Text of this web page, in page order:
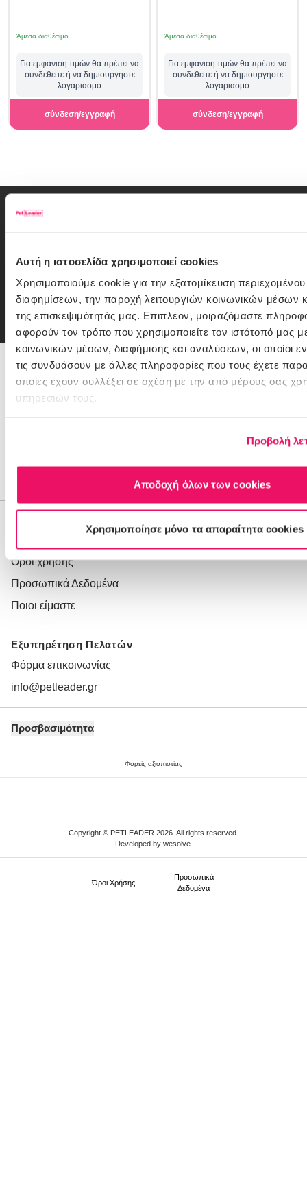
Αυτή η ιστοσελίδα χρησιμοποιεί cookies
Χρησιμοποιούμε cookie για την εξατομίκευση περιεχομένου
διαφημίσεων, την παροχή λειτουργιών κοινωνικών μέσων
της επισκεψιμότητάς μας. Επιπλέον, μοιραζόμαστε
αφορούν τον τρόπο που χρησιμοποιείτε τον ιστότοπό μας
κοινωνικών μέσων, διαφήμισης και αναλύσεων, οι οποίοι
τις συνδυάσουν με άλλες πληροφορίες που τους έχετε
οποίες έχουν συλλέξει σε σχέση με την από μέρους σας
υπηρεσιών τους.
Προβολή
Αποδοχή όλων των cookies
Χρησιμοποίησε μόνο τα απαραίτητα cookies
Άμεσα διαθέσιμο
Για εμφάνιση τιμών θα πρέπει να
συνδεθείτε ή να δημιουργήστε
λογαριασμό
σύνδεση/εγγραφή
Άμεσα διαθέσιμο
Για εμφάνιση τιμών θα πρέπει να
συνδεθείτε ή να δημιουργήστε
λογαριασμό
σύνδεση/εγγραφή
Εγγραφή Newsletter
αποκλειστικές προσφορές.
Email
εγγραφή
Συμφωνώ με τηνΠολιτική Απορρήτου
216 900 1116
Όροι χρήσης
Προσωπικά Δεδομένα
Ποιοι είμαστε
Εξυπηρέτηση Πελατών
Φόρμα επικοινωνίας
info@petleader.gr
Προσβασιμότητα
Φορείς αξιοπιστίας
Copyright © PETLEADER 2026. All rights reserved.
Developed by wesolve.
Όροι Xρήσης
Προσωπικά
Δεδομένα